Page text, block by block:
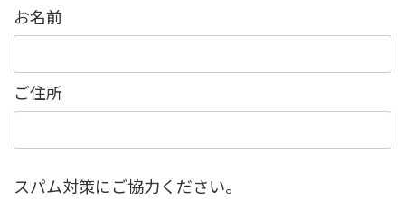
お名前
ご住所
スパム対策にご協力ください。